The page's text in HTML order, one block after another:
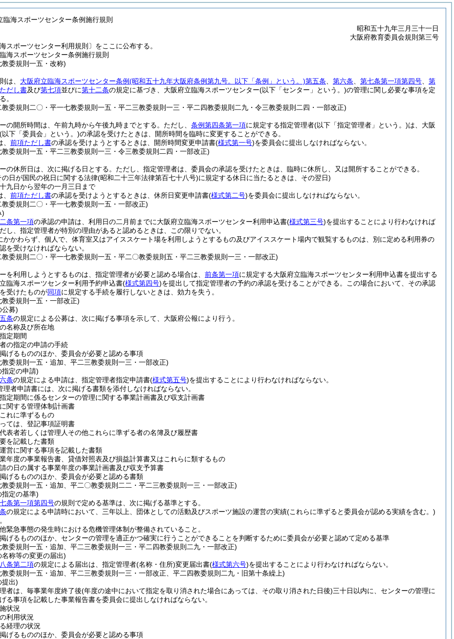
臨海スポーツセンター条例施行規則
昭和五十九年三月三十一日
大阪府教育委員会規則第三号
スポーツセンター利用規則〕をここに公布する。
海スポーツセンター条例施行規則
教委規則一五・改称)
は、 大阪府立臨海スポーツセンター条例(昭和五十九年大阪府条例第九号。以下「条例」という。)第五条 第六条 第七条第一項第四号
第
だし書及び第七項並びに第十二条の規定に基づき、大阪府立臨海スポーツセンター(以下「センター」という。)の管理に関し必要な事項を定
。
教委規則二〇・平一七教委規則一五・平二三教委規則一三・平二四教委規則二九・令三教委規則二四・一部改正)
の開所時間は、午前九時から午後九時までとする。 ただし、 条例第四条第一項に規定する指定管理者(以下「指定管理者」という。)は、大阪
(以下「委員会」という。)の承認を受けたときは、開所時間を臨時に変更することができる。
前項ただし書の承認を受けようとするときは、開所時間変更申請書(様式第一号)を委員会に提出しなければならない。
教委規則一五・平二三教委規則一三・令三教委規則二四・一部改正)
の休所日は、次に掲げる日とする。 ただし、指定管理者は、委員会の承認を受けたときは、臨時に休所し、又は開所することができる。
の日が国民の祝日に関する法律(昭和二十三年法律第百七十八号)に規定する休日に当たるときは、その翌日)
九日から翌年の一月三日まで
前項ただし書の承認を受けようとするときは、休所日変更申請書(様式第二号)を委員会に提出しなければならない。
教委規則二〇・平一七教委規則一五・一部改正)
)
条第一項の承認の申請は、利用日の二月前までに大阪府立臨海スポーツセンター利用申込書(様式第三号)を提出することにより行わなければ
し、指定管理者が特別の理由があると認めるときは、この限りでない。
かかわらず、個人で、体育室又はアイススケート場を利用しようとするもの及びアイススケート場内で観覧するものは、別に定める利用券の
を受けなければならない。
教委規則二〇・平一七教委規則一五・平二〇教委規則五・平二三教委規則一三・一部改正)
を利用しようとするものは、指定管理者が必要と認める場合は、 前条第一項に規定する大阪府立臨海スポーツセンター利用申込書を提出する
臨海スポーツセンター利用予約申込書(様式第四号)を提出して指定管理者の予約の承認を受けることができる。
この場合において、その承認
受けたものが同項に規定する手続を履行しないときは、効力を失う。
教委規則一五・一部改正)
公募)
条の規定による公募は、次に掲げる事項を示して、大阪府公報により行う。
名称及び所在地
定期間
の指定の申請の手続
げるもののほか、委員会が必要と認める事項
教委規則一五・追加、平二三教委規則一三・一部改正)
定の申請)
条の規定による申請は、指定管理者指定申請書(様式第五号)を提出することにより行わなければならない。
理者申請書には、次に掲げる書類を添付しなければならない。
定期間に係るセンターの管理に関する事業計画書及び収支計画書
関する管理体制計画書
れに準ずるもの
ては、登記事項証明書
表者若しくは管理人その他これらに準ずる者の名簿及び履歴書
を記載した書類
営に関する事項を記載した書類
年度の事業報告書、貸借対照表及び損益計算書又はこれらに類するもの
の日の属する事業年度の事業計画書及び収支予算書
げるもののほか、委員会が必要と認める書類
教委規則一五・追加、平二〇教委規則二二・平二三教委規則一三・一部改正)
定の基準)
条第一項第四号の規則で定める基準は、次に掲げる基準とする。
の規定による申請時において、三年以上、団体としての活動及びスポーツ施設の運営の実績(これらに準ずると委員会が認める実績を含む。)
緊急事態の発生時における危機管理体制が整備されていること。
げるもののほか、センターの管理を適正かつ確実に行うことができることを判断するために委員会が必要と認めて定める基準
教委規則一五・追加、平二三教委規則一三・平二四教委規則二九・一部改正)
称等の変更の届出)
条第二項の規定による届出は、指定管理者(名称・住所)変更届出書(様式第六号)を提出することにより行わなければならない。
教委規則一五・追加、平二三教委規則一三・一部改正、平二四教委規則二九・旧第十条繰上)
提出)
者は、毎事業年度終了後(年度の途中において指定を取り消された場合にあっては、その取り消された日後)三十日以内に、センターの管理に
る事項を記載した事業報告書を委員会に提出しなければならない。
状況
利用状況
経理の状況
げるもののほか、委員会が必要と認める事項